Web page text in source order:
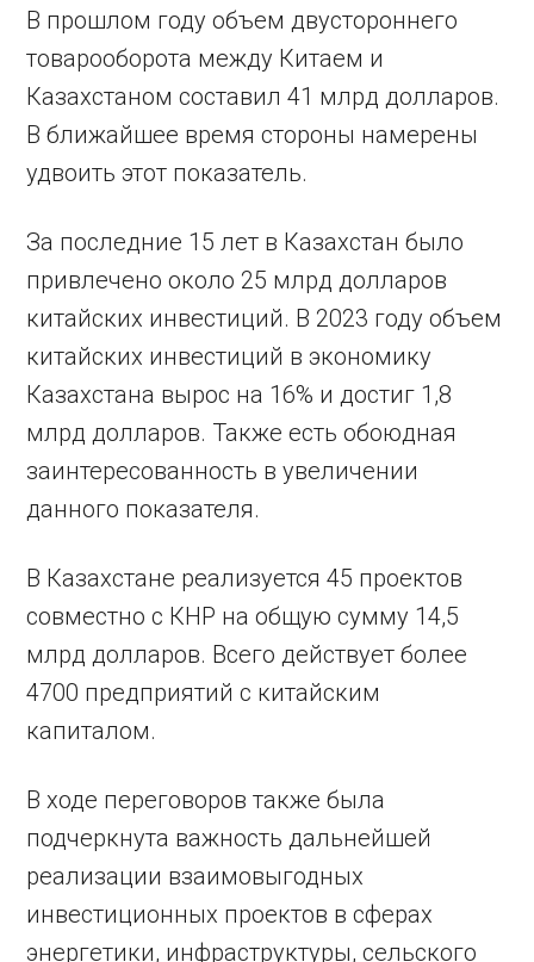
В прошлом году объем двустороннего
товарооборота между Китаем и
Казахстаном составил 41 млрд долларов.
В ближайшее время стороны намерены
удвоить этот показатель.
За последние 15 лет в Казахстан было
привлечено около 25 млрд долларов
китайских инвестиций. В 2023 году объем
китайских инвестиций в экономику
Казахстана вырос на 16% и достиг 1,8
млрд долларов. Также есть обоюдная
заинтересованность в увеличении
данного показателя.
В Казахстане реализуется 45 проектов
совместно с КНР на общую сумму 14,5
млрд долларов. Всего действует более
4700 предприятий с китайским
капиталом.
В ходе переговоров также была
подчеркнута важность дальнейшей
реализации взаимовыгодных
инвестиционных проектов в сферах
энергетики, инфраструктуры, сельского